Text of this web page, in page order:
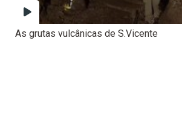
As grutas vulcânicas de S.Vicente